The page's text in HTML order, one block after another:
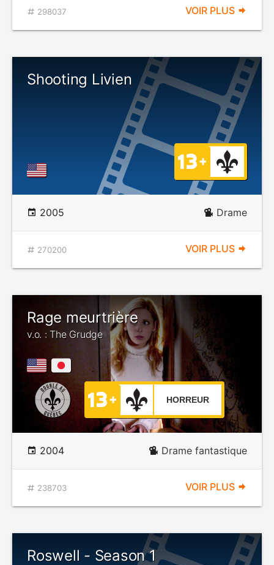
298037 VOIR PLUS
Shooting Livien
2005 Drame
270200 VOIR PLUS
Rage meurtrière
v.o. : The Grudge
HORREUR
2004 Drame fantastique
238703 VOIR PLUS
Roswell - Season 1